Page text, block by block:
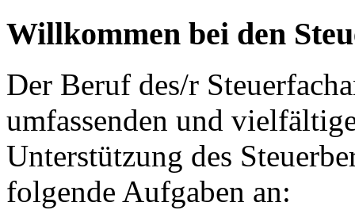
Willkommen bei den
Der Beruf des/r
umfassenden und
Unterstützung des
folgende Aufgaben an: